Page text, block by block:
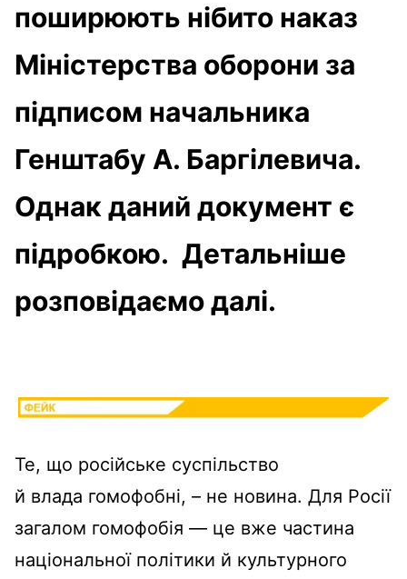
поширюють нібито наказ
Міністерства оборони за
підписом начальника
Генштабу А. Баргілевича.
Однак даний документ є
підробкою. Детальніше
розповідаємо далі.
Те, що російське суспільство
й влада гомофобні, – не новина. Для Росії
загалом гомофобія — це вже частина
національної політики й культурного